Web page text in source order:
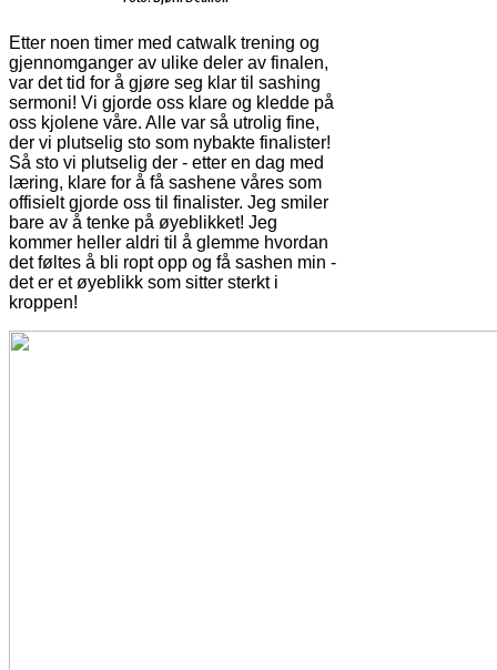
Etter noen timer med catwalk trening og
gjennomganger av ulike deler av finalen,
var det tid for å gjøre seg klar til sashing
sermoni! Vi gjorde oss klare og kledde på
oss kjolene våre. Alle var så utrolig fine,
der vi plutselig sto som nybakte finalister!
Så sto vi plutselig der - etter en dag med
læring, klare for å få sashene våres som
offisielt gjorde oss til finalister. Jeg smiler
bare av å tenke på øyeblikket! Jeg
kommer heller aldri til å glemme hvordan
det føltes å bli ropt opp og få sashen min -
det er et øyeblikk som sitter sterkt i
kroppen!